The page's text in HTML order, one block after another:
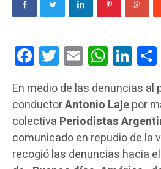
FacebookTwitterEmail WhatsApp
En medio de las denuncias al
conductorAntonio Lajepor
colectiva Periodistas
comunicado en repudio de la
recogió las denuncias hacia